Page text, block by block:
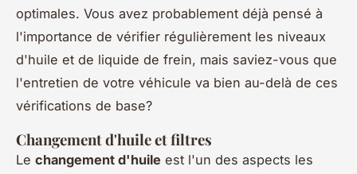
optimales. Vous avez probablement déjà pensé à
l'importance de vérifier régulièrement les niveaux
d'huile et de liquide de frein, mais saviez-vous que
l'entretien de votre véhicule va bien au-delà de ces
vérifications de base?
Changement d'huile et filtres
Le changement d'huile est l'un des aspects les